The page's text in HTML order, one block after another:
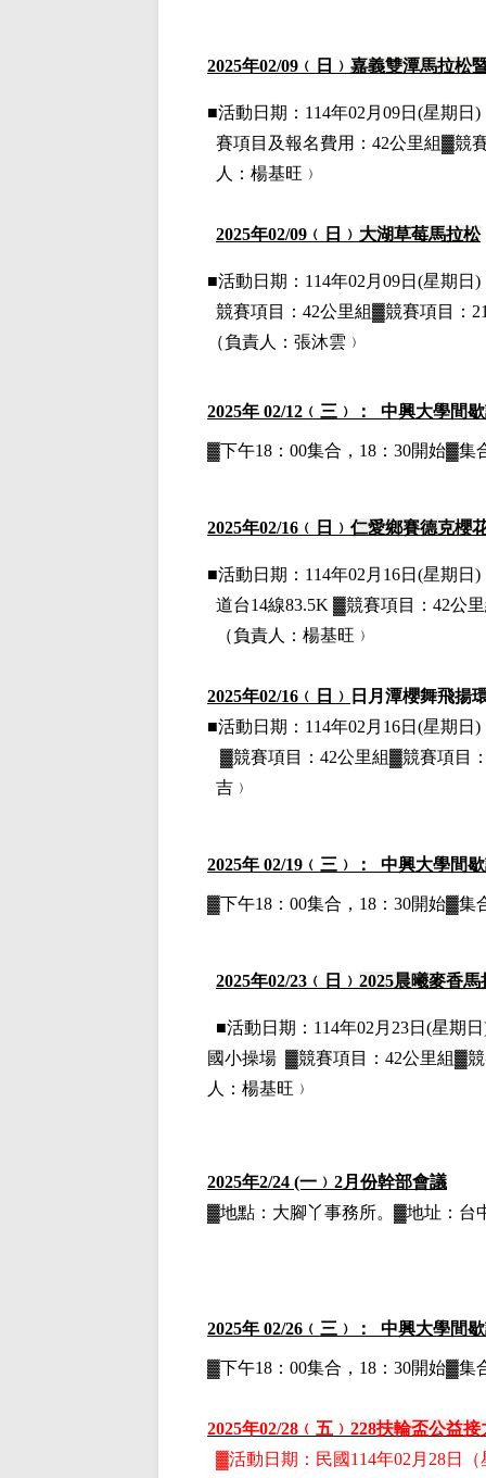
2025年02/09 ﹙日﹚ 嘉義雙潭馬拉松
■活動日期：114年02月09日(星期日
賽項目 及報名費用 ：42公里組▓競
人：楊基旺﹚
2025年02/09 ﹙日﹚ 大湖草莓馬拉松
■活動日期：114年02月09日(星期日
競賽項目：42公里組▓競賽項目：
（負責人： 張沐雲 ﹚
2025年 02/12﹙三﹚： 中興大學間
▓下午18：00集合，18：30開始▓
2025年02/16 ﹙日﹚ 仁愛鄉賽德克櫻
■活動日期：114年02月16日(星期日
道台14線83.5K ▓競賽項目：42公
（負責人：楊基旺﹚
2025年02/16 ﹙日﹚ 日月潭櫻舞飛揚
■活動日期：114年02月16日(星期日
▓競賽項目：42公里組▓競賽項目
吉﹚
2025年 02/19﹙三﹚： 中興大學間
▓下午18：00集合，18：30開始▓
2025年02/23 ﹙日﹚ 2025晨曦麥香馬
■活動日期：114年02月23日(星期
國小操場 ▓競賽項目：42公里組▓
人：楊基旺﹚
2025年2/24 (一﹚2月份幹部會議
▓地點：大腳丫事務所。▓地址：台
2025年 02/26﹙三﹚： 中興大學間
▓下午18：00集合，18：30開始▓
2025年02/28 ﹙五﹚ 228扶輪盃公益接
▓活動日期： 民國114年02月28日